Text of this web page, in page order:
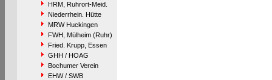
HRM, Ruhrort-Meid.
Niederrhein. Hütte
MRW Huckingen
FWH, Mülheim (Ruhr)
Fried. Krupp, Essen
GHH / HOAG
Bochumer Verein
EHW / SWB